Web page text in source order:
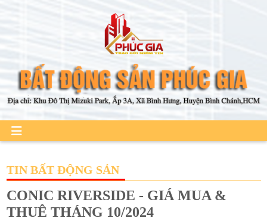
TIN BẤT ĐỘNG SẢN
CONIC RIVERSIDE - GIÁ MUA &
THUÊ THÁNG 10/2024